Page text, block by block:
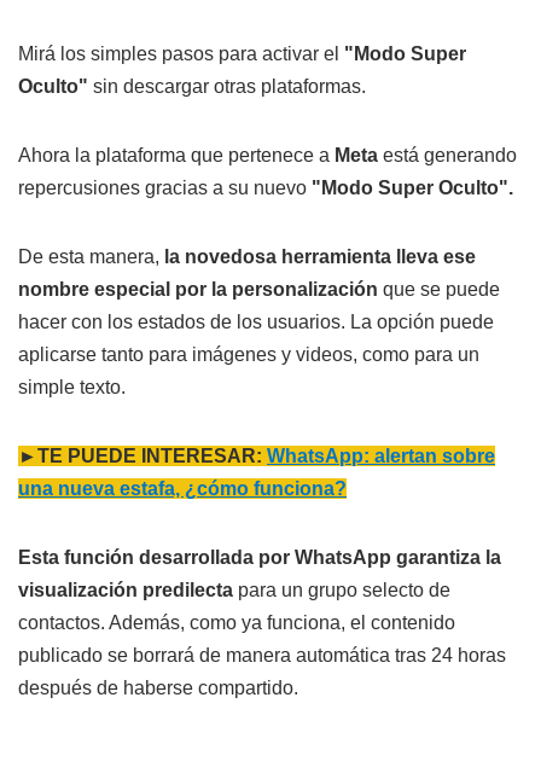
Mirá los simples pasos para activar el "Modo Super
Oculto" sin descargar otras plataformas.
Ahora la plataforma que pertenece a Meta está generando
repercusiones gracias a su nuevo "Modo Super Oculto".
De esta manera, la novedosa herramienta lleva ese
nombre especial por la personalización que se puede
hacer con los estados de los usuarios. La opción puede
aplicarse tanto para imágenes y videos, como para un
simple texto.
►TE PUEDE INTERESAR: WhatsApp: alertan sobre
una nueva estafa, ¿cómo funciona?
Esta función desarrollada por WhatsApp garantiza la
visualización predilecta para un grupo selecto de
contactos. Además, como ya funciona, el contenido
publicado se borrará de manera automática tras 24 horas
después de haberse compartido.